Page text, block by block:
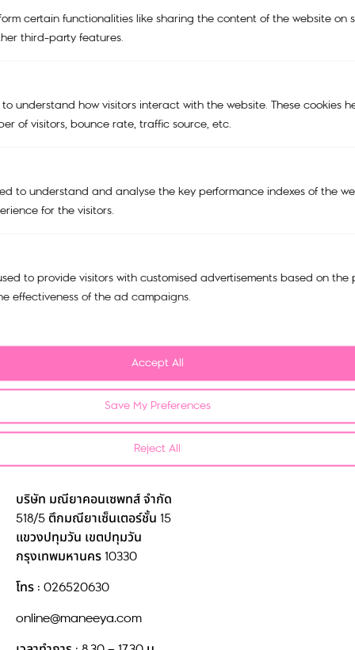
certain functionalities like sharing the content of the website on
third-party features.
understand how visitors interact with the website. These cookies
of visitors, bounce rate, traffic source, etc.
to understand and analyse the key performance indexes of the
for the visitors.
to provide visitors with customised advertisements based on the
effectiveness of the ad campaigns.
Reject All
Save My Preferences
Accept All
NEW
KIPLING X PEANUTS
TRAVEL BAGS
My account
Refund and Return Policy
Privacy Policy
Contact us
บริษัท มณียาคอนเซพทส์ จำกัด
518/5 ตึกมณียาเซ็นเตอร์ชั้น 15
แขวงปทุมวัน เขตปทุมวัน
กรุงเทพมหานคร 10330
โทร : 026520630
online@maneeya.com